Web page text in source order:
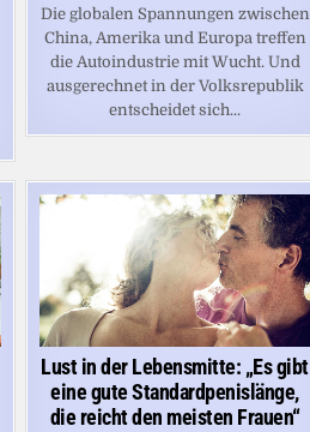
Die globalen Spannungen zwischen
China, Amerika und Europa treffen
die Autoindustrie mit Wucht. Und
ausgerechnet in der Volksrepublik
entscheidet sich...
Lust in der Lebensmitte: „Es gibt
eine gute Standardpenislänge,
die reicht den meisten Frauen“